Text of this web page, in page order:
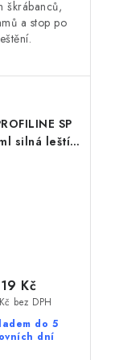
škrábanců,
a stop po
SP
silná leštící
do 5
dní
bez DPH
Kč